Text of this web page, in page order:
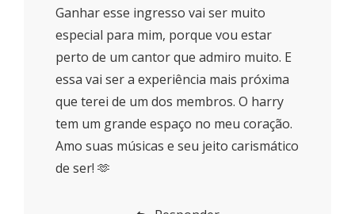
Ganhar esse ingresso vai ser muito
especial para mim, porque vou estar
perto de um cantor que admiro muito. E
essa vai ser a experiência mais próxima
que terei de um dos membros. O harry
tem um grande espaço no meu coração.
Amo suas músicas e seu jeito carismático
de ser! 🫶